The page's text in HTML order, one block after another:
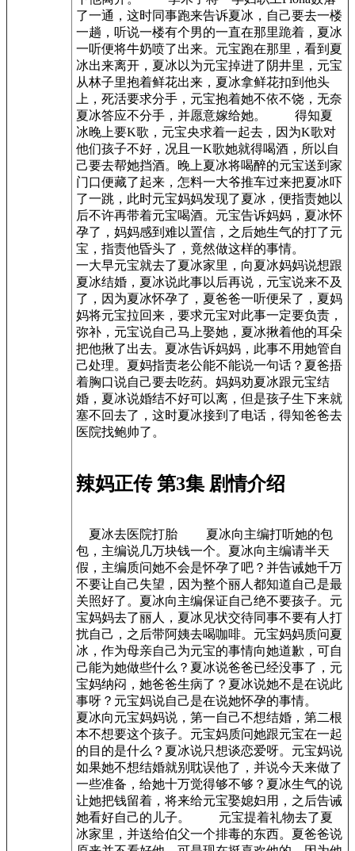
了一通，这时同事跑来告诉夏冰，自己要去一楼
一趟，听说一楼有个男的一直在那里跪着，夏冰
一听便将牛奶喷了出来。元宝跑在那里，看到夏
冰出来离开，夏冰以为元宝掉进了阴井里，元宝
从林子里抱着鲜花出来，夏冰拿鲜花扣到他头
上，死活要求分手，元宝抱着她不依不饶，无奈
夏冰答应不分手，并愿意嫁给她。 得知夏
冰晚上要K歌，元宝央求着一起去，因为K歌对
他们孩子不好，况且一K歌她就得喝酒，所以自
己要去帮她挡酒。晚上夏冰将喝醉的元宝送到家
门口便藏了起来，怎料一大爷推车过来把夏冰吓
了一跳，此时元宝妈妈发现了夏冰，便指责她以
后不许再带着元宝喝酒。元宝告诉妈妈，夏冰怀
孕了，妈妈感到难以置信，之后她生气的打了元
宝，指责他昏头了，竟然做这样的事情。
一大早元宝就去了夏冰家里，向夏冰妈妈说想跟
夏冰结婚，夏冰说此事以后再说，元宝说来不及
了，因为夏冰怀孕了，夏爸爸一听便呆了，夏妈
妈将元宝拉回来，要求元宝对此事一定要负责，
弥补，元宝说自己马上娶她，夏冰揪着他的耳朵
把他揪了出去。夏冰告诉妈妈，此事不用她管自
己处理。夏妈指责老公能不能说一句话？夏爸捂
着胸口说自己要去吃药。妈妈劝夏冰跟元宝结
婚，夏冰说婚结不好可以离，但是孩子生下来就
塞不回去了，这时夏冰接到了电话，得知爸爸去
医院找鲍帅了。
辣妈正传 第3集 剧情介绍
夏冰去医院打胎 夏冰向主编打听她的包
包，主编说几万块钱一个。夏冰向主编请半天
假，主编质问她不会是怀孕了吧？并告诫她千万
不要让自己失望，因为整个丽人都知道自己是最
关照好了。夏冰向主编保证自己绝不要孩子。元
宝妈妈去了丽人，夏冰见状交待同事不要有人打
扰自己，之后带阿姨去喝咖啡。元宝妈妈质问夏
冰，作为母亲自己为元宝的事情向她道歉，可自
己能为她做些什么？夏冰说爸爸已经没事了，元
宝妈纳闷，她爸爸生病了？夏冰说她不是在说此
事呀？元宝妈说自己是在说她怀孕的事情。
夏冰向元宝妈妈说，第一自己不想结婚，第二根
本不想要这个孩子。元宝妈质问她跟元宝在一起
的目的是什么？夏冰说只想谈恋爱呀。元宝妈说
如果她不想结婚就别耽误他了，并说今天来做了
一些准备，给她十万觉得够不够？夏冰生气的说
让她把钱留着，将来给元宝娶媳妇用，之后告诫
她看好自己的儿子。 元宝提着礼物去了夏
冰家里，并送给伯父一个排毒的东西。夏爸爸说